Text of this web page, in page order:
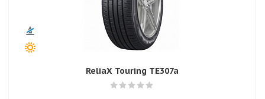
ReliaX Touring TE307a